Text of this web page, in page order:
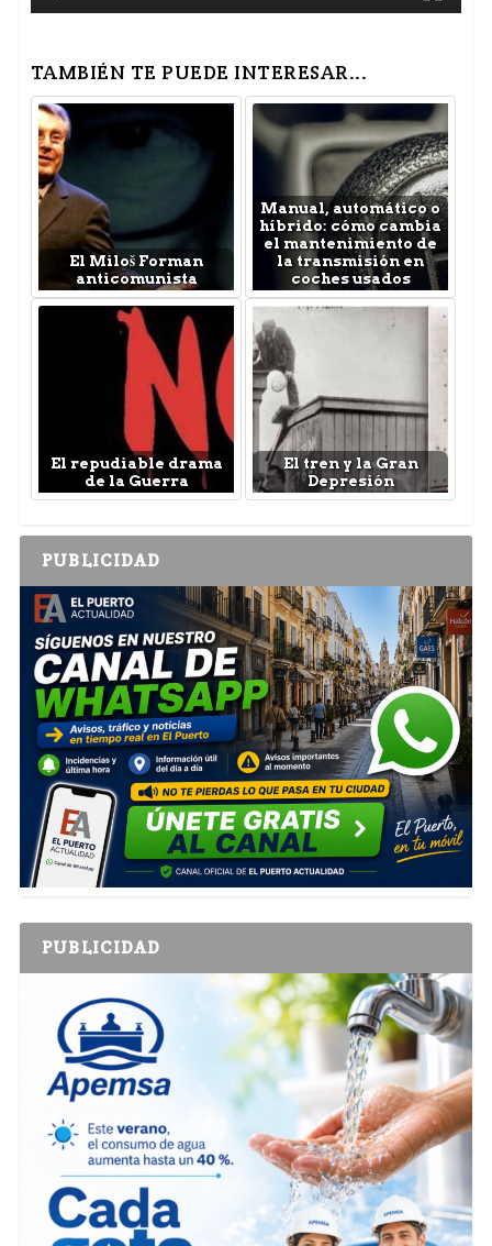
TAMBIÉN TE PUEDE INTERESAR...
El Miloš Forman
anticomunista
Manual, automático o
híbrido: cómo cambia
el mantenimiento de
la transmisión en
coches usados
El repudiable drama
de la Guerra
El tren y la Gran
Depresión
PUBLICIDAD
PUBLICIDAD